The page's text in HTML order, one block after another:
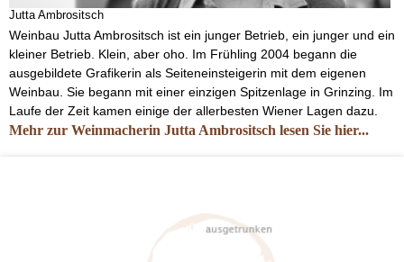
Jutta Ambrositsch
Weinbau Jutta Ambrositsch ist ein junger Betrieb, ein junger und ein
kleiner Betrieb. Klein, aber oho. Im Frühling 2004 begann die
ausgebildete Grafikerin als Seiteneinsteigerin mit dem eigenen
Weinbau. Sie begann mit einer einzigen Spitzenlage in Grinzing. Im
Laufe der Zeit kamen einige der allerbesten Wiener Lagen dazu.
Mehr zur Weinmacherin Jutta Ambrositsch lesen Sie hier...